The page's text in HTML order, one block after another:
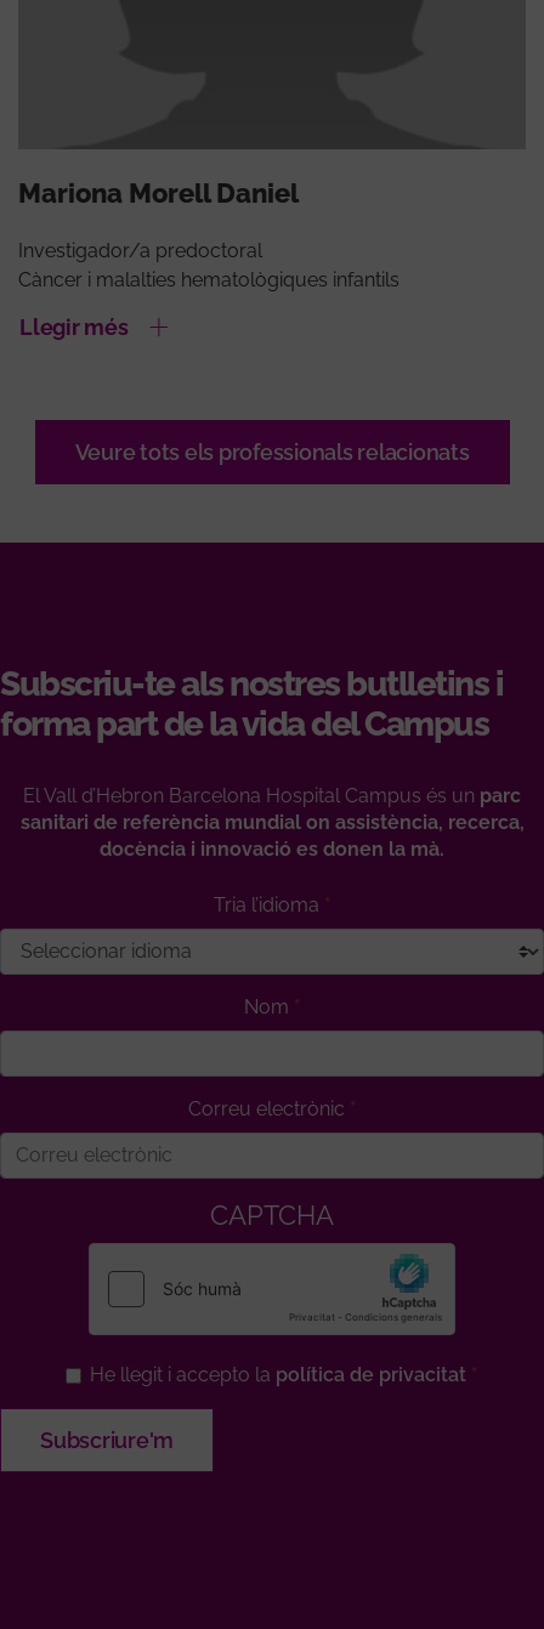
Mariona Morell Daniel
Investigador/a predoctoral
Càncer i malalties hematològiques infantils
Llegir més
Veure tots els professionals relacionats
Subscriu-te als nostres butlletins i
forma part de la vida del Campus
El Vall d’Hebron Barcelona Hospital Campus és un parc
sanitari de referència mundial on assistència, recerca,
docència i innovació es donen la mà.
Tria l’idioma
Nom
Correu electrònic
CAPTCHA
He llegit i accepto la política de privacitat